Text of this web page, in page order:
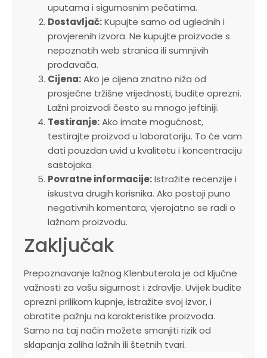
uputama i sigurnosnim pečatima.
Dostavljač:Kupujte samo od uglednih i
provjerenih izvora. Ne kupujte proizvode s
nepoznatih web stranica ili sumnjivih
prodavača.
Cijena:Ako je cijena znatno niža od
prosječne tržišne vrijednosti, budite oprezni.
Lažni proizvodi često su mnogo jeftiniji.
Testiranje:Ako imate mogućnost,
testirajte proizvod u laboratoriju. To će vam
dati pouzdan uvid u kvalitetu i koncentraciju
sastojaka.
Povratne informacije:Istražite recenzije i
iskustva drugih korisnika. Ako postoji puno
negativnih komentara, vjerojatno se radi o
lažnom proizvodu.
Zaključak
Prepoznavanje lažnog Klenbuterola je od ključne
važnosti za vašu sigurnost i zdravlje. Uvijek budite
oprezni prilikom kupnje, istražite svoj izvor, i
obratite pažnju na karakteristike proizvoda.
Samo na taj način možete smanjiti rizik od
sklapanja zaliha lažnih ili štetnih tvari.